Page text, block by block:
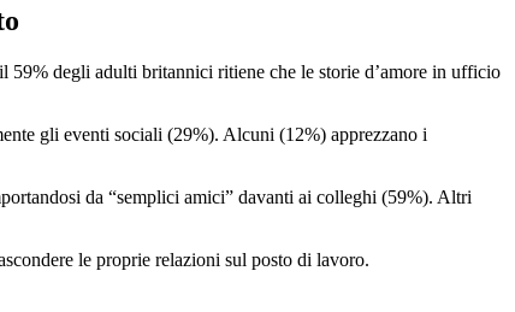
59% degli adulti britannici ritiene che le storie d’amore in ufficio
gli eventi sociali (29%). Alcuni (12%) apprezzano i
da “semplici amici” davanti ai colleghi (59%). Altri
le proprie relazioni sul posto di lavoro.